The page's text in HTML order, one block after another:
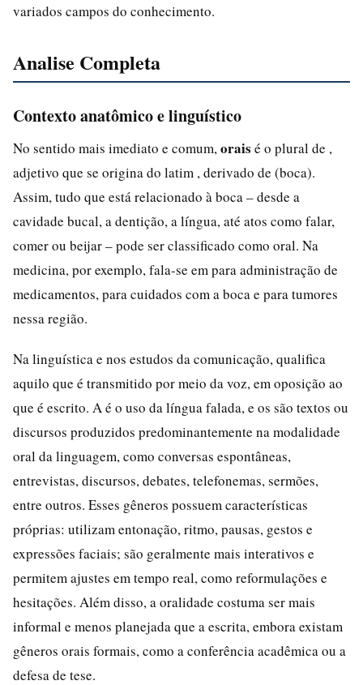
variados campos do conhecimento.
Analise Completa
Contexto anatômico e linguístico
No sentido mais imediato e comum, orais é o plural de ,
adjetivo que se origina do latim , derivado de (boca).
Assim, tudo que está relacionado à boca – desde a
cavidade bucal, a dentição, a língua, até atos como falar,
comer ou beijar – pode ser classificado como oral. Na
medicina, por exemplo, fala-se em para administração de
medicamentos, para cuidados com a boca e para tumores
nessa região.
Na linguística e nos estudos da comunicação, qualifica
aquilo que é transmitido por meio da voz, em oposição ao
que é escrito. A é o uso da língua falada, e os são textos ou
discursos produzidos predominantemente na modalidade
oral da linguagem, como conversas espontâneas,
entrevistas, discursos, debates, telefonemas, sermões,
entre outros. Esses gêneros possuem características
próprias: utilizam entonação, ritmo, pausas, gestos e
expressões faciais; são geralmente mais interativos e
permitem ajustes em tempo real, como reformulações e
hesitações. Além disso, a oralidade costuma ser mais
informal e menos planejada que a escrita, embora existam
gêneros orais formais, como a conferência acadêmica ou a
defesa de tese.